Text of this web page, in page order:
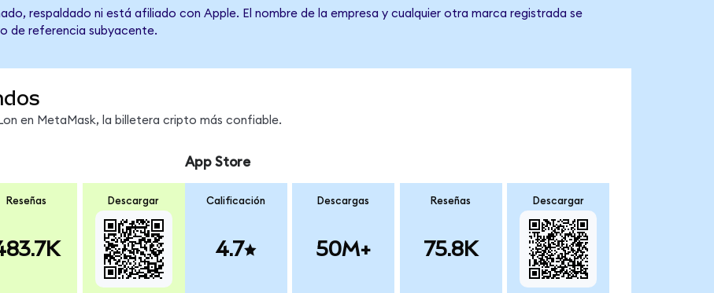
respaldado ni está afiliado con Apple. El nombre de la empresa y cualquier otra marca registrada se
de referencia subyacente.
en MetaMask, la billetera cripto más confiable.
Reseñas Descargar
App Store
Calificación
4.7
Descargas
50M+
Reseñas
75.8K
Descargar